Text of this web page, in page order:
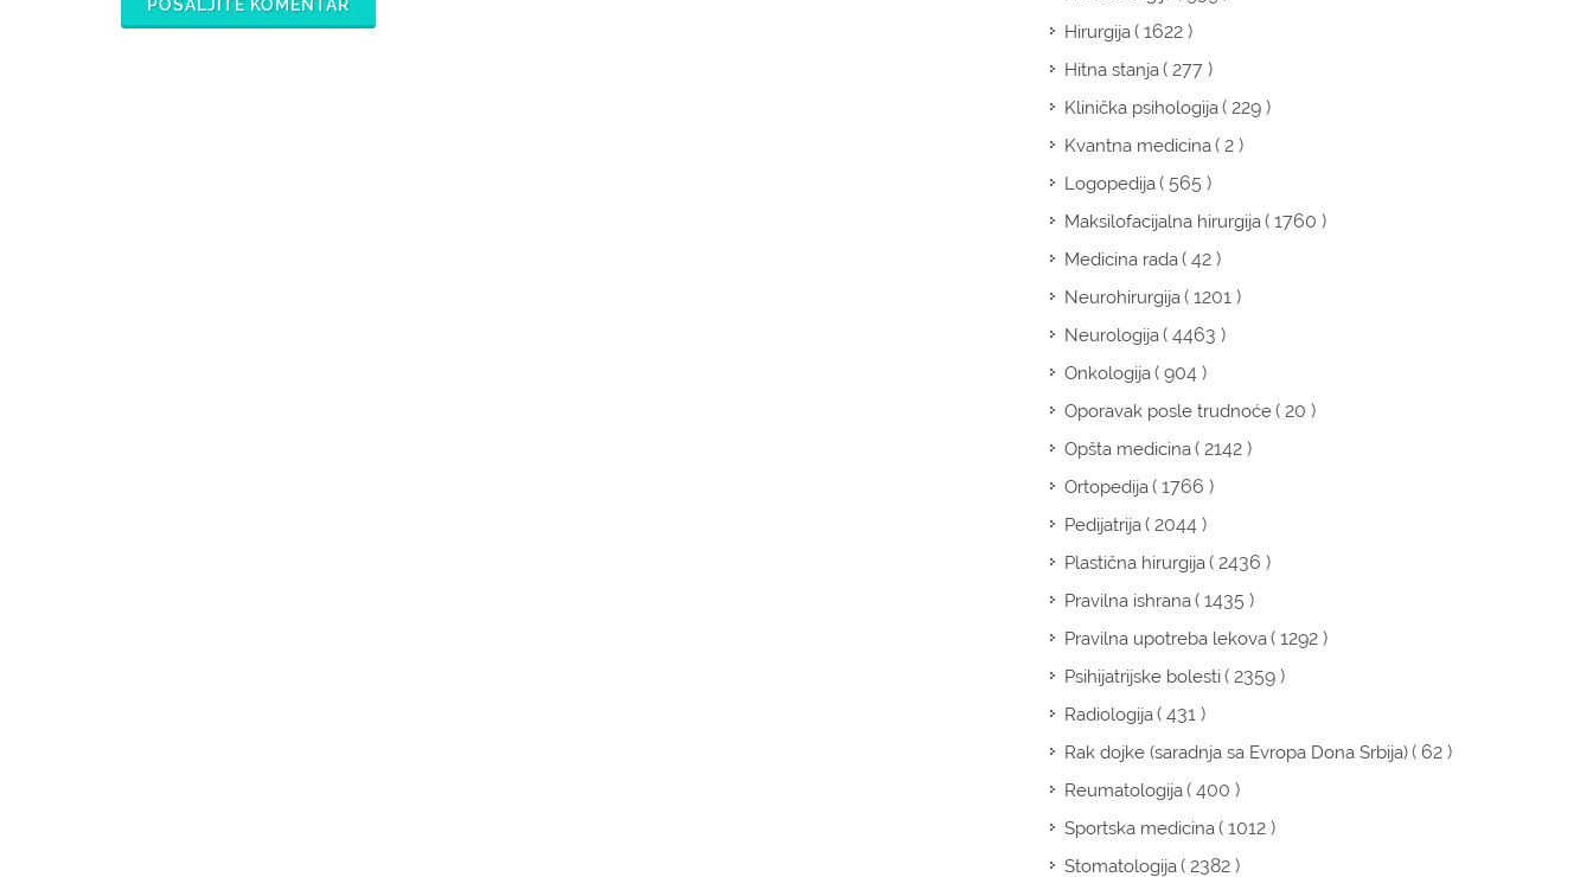
POŠALJITE KOMENTAR
Hirurgija( 1622 )
Hitna stanja( 277 )
Klinička psihologija( 229 )
Kvantna medicina( 2 )
Logopedija( 565 )
Maksilofacijalna hirurgija( 1760 )
Medicina rada( 42 )
Neurohirurgija( 1201 )
Neurologija( 4463 )
Onkologija( 904 )
Oporavak posle trudnoće( 20 )
Opšta medicina( 2142 )
Ortopedija( 1766 )
Pedijatrija( 2044 )
Plastična hirurgija( 2436 )
Pravilna ishrana( 1435 )
Pravilna upotreba lekova( 1292 )
Psihijatrijske bolesti( 2359 )
Radiologija( 431 )
Rak dojke (saradnja sa Evropa Dona Srbija)( 62 )
Reumatologija( 400 )
Sportska medicina( 1012 )
Stomatologija( 2382 )